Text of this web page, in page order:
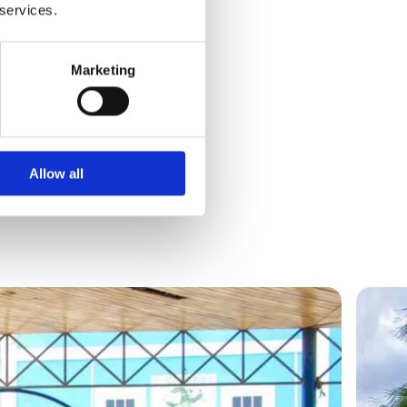
Marketing
Allow all
stad en
rond.
daar